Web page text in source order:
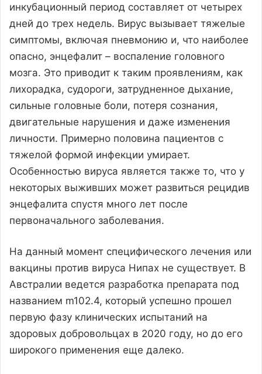
инкубационный период составляет от четырех
дней до трех недель. Вирус вызывает тяжелые
симптомы, включая пневмонию и, что наиболее
опасно, энцефалит – воспаление головного
мозга. Это приводит к таким проявлениям, как
лихорадка, судороги, затрудненное дыхание,
сильные головные боли, потеря сознания,
двигательные нарушения и даже изменения
личности. Примерно половина пациентов с
тяжелой формой инфекции умирает.
Особенностью вируса является также то, что у
некоторых выживших может развиться рецидив
энцефалита спустя много лет после
первоначального заболевания.
На данный момент специфического лечения или
вакцины против вируса Нипах не существует. В
Австралии ведется разработка препарата под
названием m102.4, который успешно прошел
первую фазу клинических испытаний на
здоровых добровольцах в 2020 году, но до его
широкого применения еще далеко.